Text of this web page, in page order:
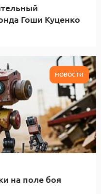
Гоши Куценко
НОВОСТИ
на поле боя